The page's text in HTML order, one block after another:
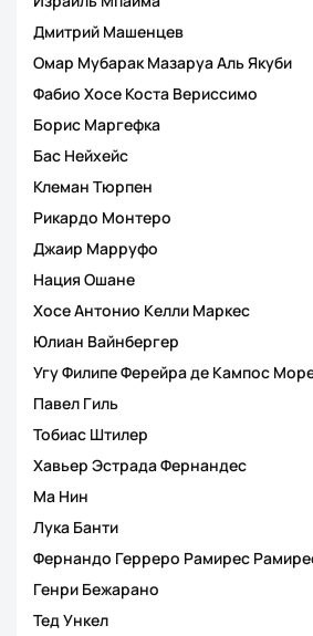
Дмитрий Машенцев
Омар Мубарак Мазаруа Аль Якуби
Фабио Хосе Коста Вериссимо
Борис Маргефка
Бас Нейхейс
Клеман Тюрпен
Рикардо Монтеро
Джаир Марруфо
Нация Ошане
Хосе Антонио Келли Маркес
Юлиан Вайнбергер
Угу Филипе Ферейра де Кампос
Павел Гиль
Тобиас Штилер
Хавьер Эстрада Фернандес
Ма Нин
Лука Банти
Фернандо Герреро Рамирес
Генри Бежарано
Тед Ункел